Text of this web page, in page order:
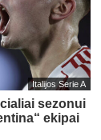
Italijos Serie A
sezonui
ekipai